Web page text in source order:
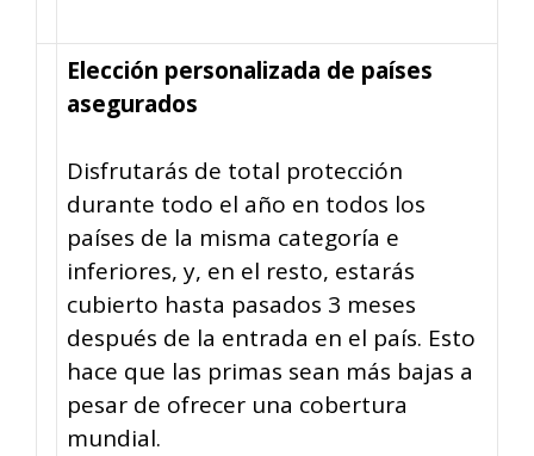
Elección personalizada de países
asegurados
Disfrutarás de total protección
durante todo el año en todos los
países de la misma categoría e
inferiores, y, en el resto, estarás
cubierto hasta pasados 3 meses
después de la entrada en el país. Esto
hace que las primas sean más bajas a
pesar de ofrecer una cobertura
mundial.